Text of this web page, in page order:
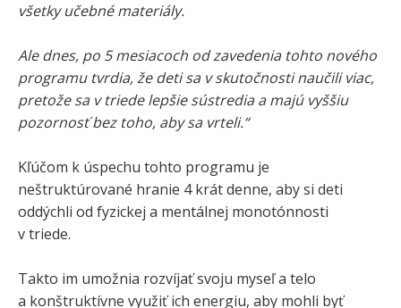
všetky učebné materiály.
Ale dnes, po 5 mesiacoch od zavedenia tohto nového
programu tvrdia, že deti sa v skutočnosti naučili viac,
pretože sa v triede lepšie sústredia a majú vyššiu
pozornosť bez toho, aby sa vrteli.“
Kľúčom k úspechu tohto programu je
neštruktúrované hranie 4 krát denne, aby si deti
oddýchli od fyzickej a mentálnej monotónnosti
v triede.
Takto im umožnia rozvíjať svoju myseľ a telo
a konštruktívne využiť ich energiu, aby mohli byť